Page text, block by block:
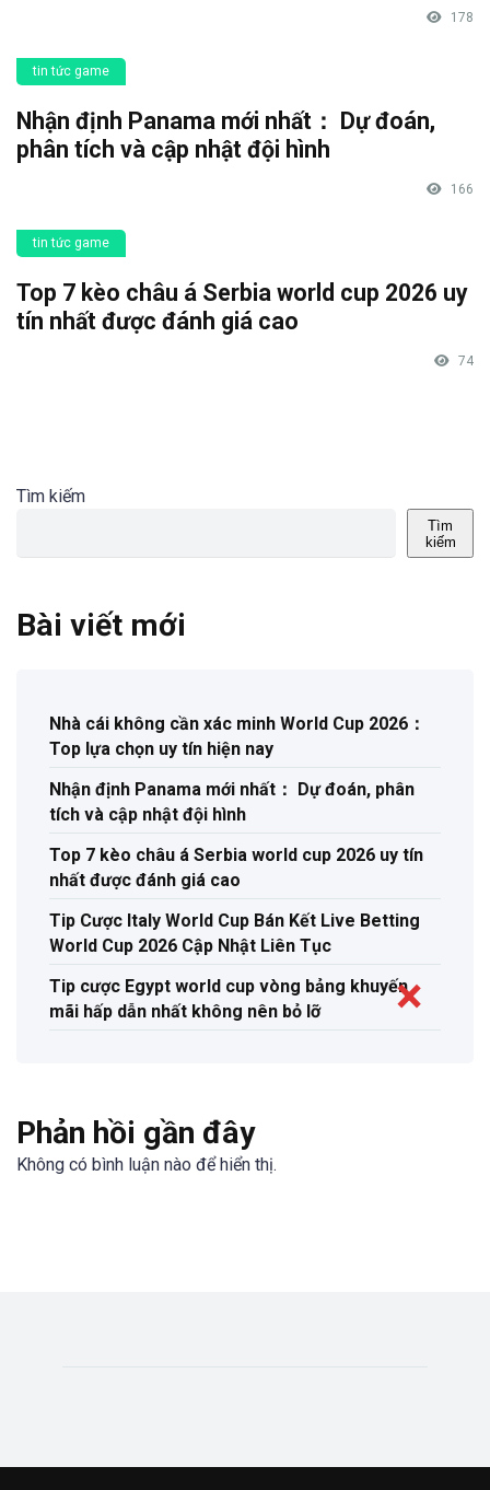
178
tin tức game
Nhận định Panama mới nhất： Dự đoán,
phân tích và cập nhật đội hình
166
tin tức game
Top 7 kèo châu á Serbia world cup 2026 uy
tín nhất được đánh giá cao
74
Tìm kiếm
Tìm
kiếm
Bài viết mới
Nhà cái không cần xác minh World Cup 2026：
Top lựa chọn uy tín hiện nay
Nhận định Panama mới nhất： Dự đoán, phân
tích và cập nhật đội hình
Top 7 kèo châu á Serbia world cup 2026 uy tín
nhất được đánh giá cao
Tip Cược Italy World Cup Bán Kết Live Betting
World Cup 2026 Cập Nhật Liên Tục
Tip cược Egypt world cup vòng bảng khuyến
mãi hấp dẫn nhất không nên bỏ lỡ
Phản hồi gần đây
Không có bình luận nào để hiển thị.